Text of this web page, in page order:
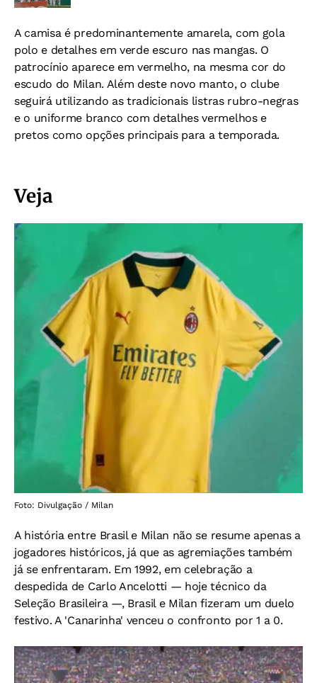
A camisa é predominantemente amarela, com gola
polo e detalhes em verde escuro nas mangas. O
patrocínio aparece em vermelho, na mesma cor do
escudo do Milan. Além deste novo manto, o clube
seguirá utilizando as tradicionais listras rubro-negras
e o uniforme branco com detalhes vermelhos e
pretos como opções principais para a temporada.
Veja
Foto: Divulgação / Milan
A história entre Brasil e Milan não se resume apenas a
jogadores históricos, já que as agremiações também
já se enfrentaram. Em 1992, em celebração a
despedida de Carlo Ancelotti — hoje técnico da
Seleção Brasileira —, Brasil e Milan fizeram um duelo
festivo. A 'Canarinha' venceu o confronto por 1 a 0.